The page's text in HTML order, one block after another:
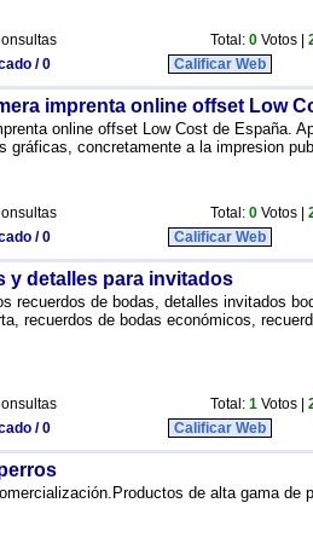
Total: 0 Votos |
/ 0 Calificar Web
imprenta online offset Low
online offset Low Cost de España.
gráficas, concretamente a la impresion
Total: 0 Votos |
/ 0 Calificar Web
y detalles para invitados
recuerdos de bodas, detalles invitados
recuerdos de bodas económicos,
Total: 1 Votos |
/ 0 Calificar Web
de alta gama de